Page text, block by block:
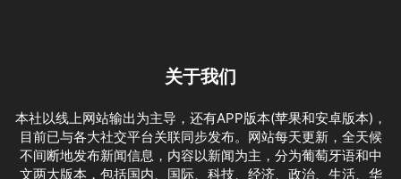
关于我们
本社以线上网站输出为主导，还有APP版本(苹果和安卓版本)，
目前已与各大社交平台关联同步发布。网站每天更新，全天候
不间断地发布新闻信息，内容以新闻为主，分为葡萄牙语和中
文两大版本，包括国内、国际、科技、经济、政治、生活、华